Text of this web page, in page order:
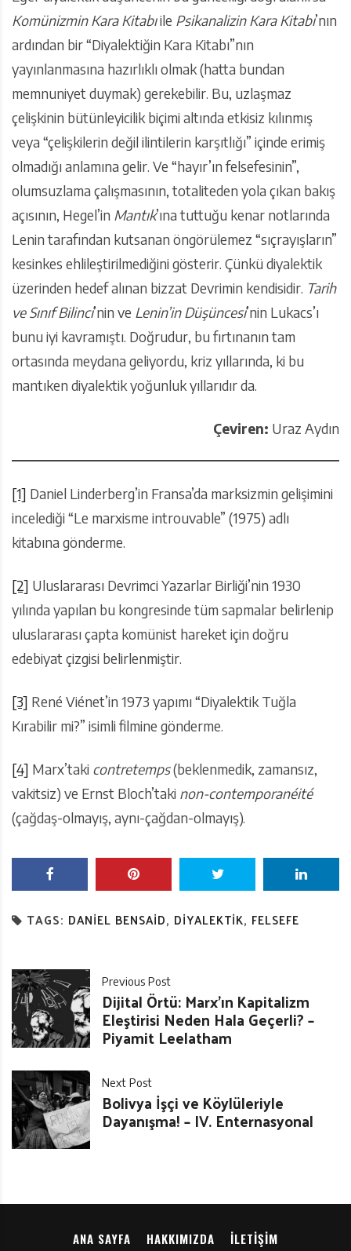
Komünizmin Kara Kitabıile Psikanalizin Kara Kitabı’nın
ardından bir “Diyalektiğin Kara Kitabı”nın
yayınlanmasına hazırlıklı olmak (hatta bundan
memnuniyet duymak) gerekebilir. Bu, uzlaşmaz
çelişkinin bütünleyicilik biçimi altında etkisiz kılınmış
veya “çelişkilerin değil ilintilerin karşıtlığı” içinde erimiş
olmadığı anlamına gelir. Ve “hayır’ın felsefesinin”,
olumsuzlama çalışmasının, totaliteden yola çıkan bakış
açısının, Hegel’in Mantık’ına tuttuğu kenar notlarında
Lenin tarafından kutsanan öngörülemez “sıçrayışların”
kesinkes ehlileştirilmediğini gösterir. Çünkü diyalektik
üzerinden hedef alınan bizzat Devrimin kendisidir. Tarih
ve Sınıf Bilinci’nin ve Lenin’in Düşüncesi’nin Lukacs’ı
bunu iyi kavramıştı. Doğrudur, bu fırtınanın tam
ortasında meydana geliyordu, kriz yıllarında, ki bu
mantıken diyalektik yoğunluk yıllarıdır da.
Çeviren: Uraz Aydın
[1] Daniel Linderberg’in Fransa’da marksizmin gelişimini
incelediği “Le marxisme introuvable” (1975) adlı
kitabına gönderme.
[2] Uluslararası Devrimci Yazarlar Birliği’nin 1930
yılında yapılan bu kongresinde tüm sapmalar belirlenip
uluslararası çapta komünist hareket için doğru
edebiyat çizgisi belirlenmiştir.
[3] René Viénet’in 1973 yapımı “Diyalektik Tuğla
Kırabilir mi?” isimli filmine gönderme.
[4] Marx’taki contretemps(beklenmedik, zamansız,
vakitsiz) ve Ernst Bloch’taki non-contemporanéité
(çağdaş-olmayış, aynı-çağdan-olmayış).
TAGS: DANIEL BENSAID, DIYALEKTIK, FELSEFE
Previous Post
Dijital Örtü: Marx’ın Kapitalizm
Eleştirisi Neden Hala Geçerli? –
Piyamit Leelatham
Next Post
Bolivya İşçi ve Köylüleriyle
Dayanışma! – IV. Enternasyonal
ANA SAYFA HAKKIMIZDA İLETIŞIM